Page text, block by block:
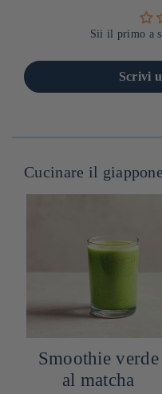
Sii il primo a
Scrivi
Cucinare il
Cookie Matcha
& Chocolat